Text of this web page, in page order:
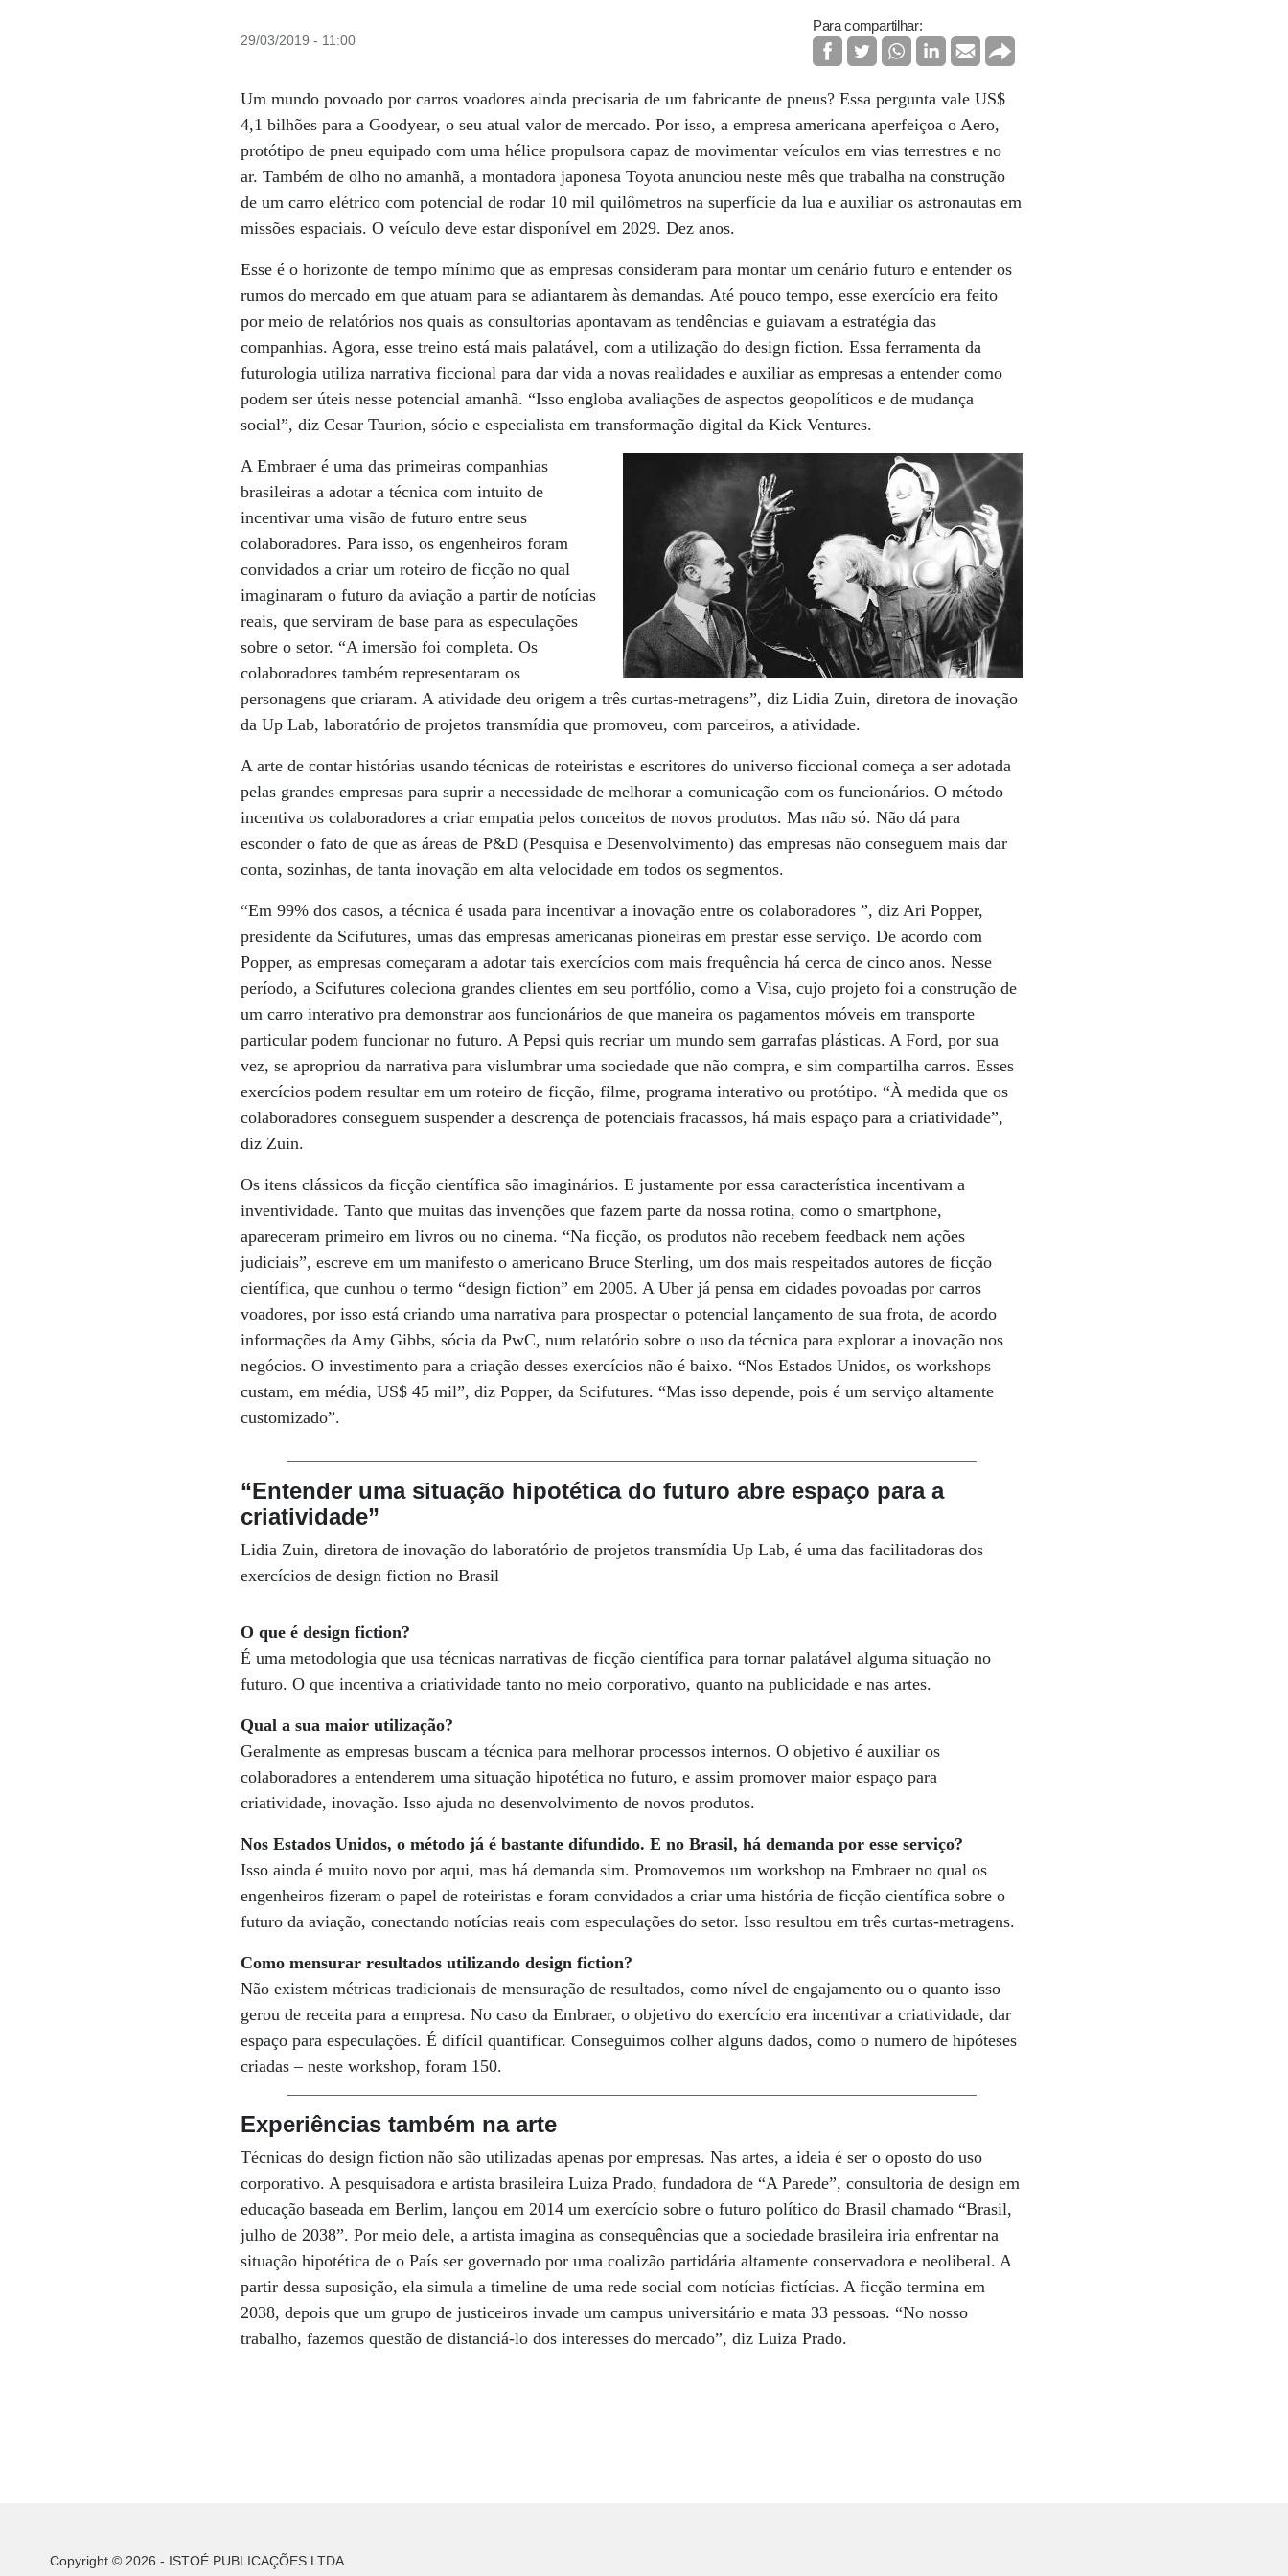
29/03/2019 - 11:00
Para compartilhar:
Um mundo povoado por carros voadores ainda precisaria de um fabricante de pneus? Essa pergunta vale US$
4,1 bilhões para a Goodyear, o seu atual valor de mercado. Por isso, a empresa americana aperfeiçoa o Aero,
protótipo de pneu equipado com uma hélice propulsora capaz de movimentar veículos em vias terrestres e no
ar. Também de olho no amanhã, a montadora japonesa Toyota anunciou neste mês que trabalha na construção
de um carro elétrico com potencial de rodar 10 mil quilômetros na superfície da lua e auxiliar os astronautas em
missões espaciais. O veículo deve estar disponível em 2029. Dez anos.
Esse é o horizonte de tempo mínimo que as empresas consideram para montar um cenário futuro e entender os
rumos do mercado em que atuam para se adiantarem às demandas. Até pouco tempo, esse exercício era feito
por meio de relatórios nos quais as consultorias apontavam as tendências e guiavam a estratégia das
companhias. Agora, esse treino está mais palatável, com a utilização do design fiction. Essa ferramenta da
futurologia utiliza narrativa ficcional para dar vida a novas realidades e auxiliar as empresas a entender como
podem ser úteis nesse potencial amanhã. “Isso engloba avaliações de aspectos geopolíticos e de mudança
social”, diz Cesar Taurion, sócio e especialista em transformação digital da Kick Ventures.
A Embraer é uma das primeiras companhias
brasileiras a adotar a técnica com intuito de
incentivar uma visão de futuro entre seus
colaboradores. Para isso, os engenheiros foram
convidados a criar um roteiro de ficção no qual
imaginaram o futuro da aviação a partir de notícias
reais, que serviram de base para as especulações
sobre o setor. “A imersão foi completa. Os
colaboradores também representaram os
personagens que criaram. A atividade deu origem a três curtas-metragens”, diz Lidia Zuin, diretora de inovação
da Up Lab, laboratório de projetos transmídia que promoveu, com parceiros, a atividade.
A arte de contar histórias usando técnicas de roteiristas e escritores do universo ficcional começa a ser adotada
pelas grandes empresas para suprir a necessidade de melhorar a comunicação com os funcionários. O método
incentiva os colaboradores a criar empatia pelos conceitos de novos produtos. Mas não só. Não dá para
esconder o fato de que as áreas de P&D (Pesquisa e Desenvolvimento) das empresas não conseguem mais dar
conta, sozinhas, de tanta inovação em alta velocidade em todos os segmentos.
“Em 99% dos casos, a técnica é usada para incentivar a inovação entre os colaboradores ”, diz Ari Popper,
presidente da Scifutures, umas das empresas americanas pioneiras em prestar esse serviço. De acordo com
Popper, as empresas começaram a adotar tais exercícios com mais frequência há cerca de cinco anos. Nesse
período, a Scifutures coleciona grandes clientes em seu portfólio, como a Visa, cujo projeto foi a construção de
um carro interativo pra demonstrar aos funcionários de que maneira os pagamentos móveis em transporte
particular podem funcionar no futuro. A Pepsi quis recriar um mundo sem garrafas plásticas. A Ford, por sua
vez, se apropriou da narrativa para vislumbrar uma sociedade que não compra, e sim compartilha carros. Esses
exercícios podem resultar em um roteiro de ficção, filme, programa interativo ou protótipo. “À medida que os
colaboradores conseguem suspender a descrença de potenciais fracassos, há mais espaço para a criatividade”,
diz Zuin.
Os itens clássicos da ficção científica são imaginários. E justamente por essa característica incentivam a
inventividade. Tanto que muitas das invenções que fazem parte da nossa rotina, como o smartphone,
apareceram primeiro em livros ou no cinema. “Na ficção, os produtos não recebem feedback nem ações
judiciais”, escreve em um manifesto o americano Bruce Sterling, um dos mais respeitados autores de ficção
científica, que cunhou o termo “design fiction” em 2005. A Uber já pensa em cidades povoadas por carros
voadores, por isso está criando uma narrativa para prospectar o potencial lançamento de sua frota, de acordo
informações da Amy Gibbs, sócia da PwC, num relatório sobre o uso da técnica para explorar a inovação nos
negócios. O investimento para a criação desses exercícios não é baixo. “Nos Estados Unidos, os workshops
custam, em média, US$ 45 mil”, diz Popper, da Scifutures. “Mas isso depende, pois é um serviço altamente
customizado”.
“Entender uma situação hipotética do futuro abre espaço para a
criatividade”
Lidia Zuin, diretora de inovação do laboratório de projetos transmídia Up Lab, é uma das facilitadoras dos
exercícios de design fiction no Brasil
O que é design fiction?
É uma metodologia que usa técnicas narrativas de ficção científica para tornar palatável alguma situação no
futuro. O que incentiva a criatividade tanto no meio corporativo, quanto na publicidade e nas artes.
Qual a sua maior utilização?
Geralmente as empresas buscam a técnica para melhorar processos internos. O objetivo é auxiliar os
colaboradores a entenderem uma situação hipotética no futuro, e assim promover maior espaço para
criatividade, inovação. Isso ajuda no desenvolvimento de novos produtos.
Nos Estados Unidos, o método já é bastante difundido. E no Brasil, há demanda por esse serviço?
Isso ainda é muito novo por aqui, mas há demanda sim. Promovemos um workshop na Embraer no qual os
engenheiros fizeram o papel de roteiristas e foram convidados a criar uma história de ficção científica sobre o
futuro da aviação, conectando notícias reais com especulações do setor. Isso resultou em três curtas-metragens.
Como mensurar resultados utilizando design fiction?
Não existem métricas tradicionais de mensuração de resultados, como nível de engajamento ou o quanto isso
gerou de receita para a empresa. No caso da Embraer, o objetivo do exercício era incentivar a criatividade, dar
espaço para especulações. É difícil quantificar. Conseguimos colher alguns dados, como o numero de hipóteses
criadas – neste workshop, foram 150.
Experiências também na arte
Técnicas do design fiction não são utilizadas apenas por empresas. Nas artes, a ideia é ser o oposto do uso
corporativo. A pesquisadora e artista brasileira Luiza Prado, fundadora de “A Parede”, consultoria de design em
educação baseada em Berlim, lançou em 2014 um exercício sobre o futuro político do Brasil chamado “Brasil,
julho de 2038”. Por meio dele, a artista imagina as consequências que a sociedade brasileira iria enfrentar na
situação hipotética de o País ser governado por uma coalizão partidária altamente conservadora e neoliberal. A
partir dessa suposição, ela simula a timeline de uma rede social com notícias fictícias. A ficção termina em
2038, depois que um grupo de justiceiros invade um campus universitário e mata 33 pessoas. “No nosso
trabalho, fazemos questão de distanciá-lo dos interesses do mercado”, diz Luiza Prado.
Copyright © 2026 - ISTOÉ PUBLICAÇÕES LTDA